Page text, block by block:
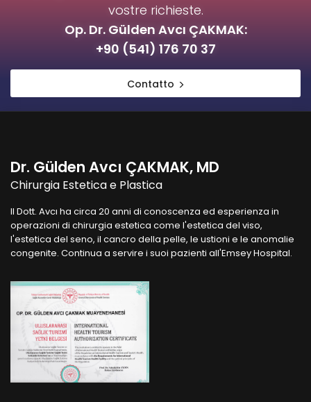
vostre richieste.
Op. Dr. Gülden Avcı ÇAKMAK:
+90 (541) 176 70 37
Contatto
Dr. Gülden Avcı ÇAKMAK, MD
Chirurgia Estetica e Plastica
Il Dott. Avcı ha circa 20 anni di conoscenza ed esperienza in
operazioni di chirurgia estetica come l'estetica del viso,
l'estetica del seno, il cancro della pelle, le ustioni e le anomalie
congenite. Continua a servire i suoi pazienti all'Emsey Hospital.